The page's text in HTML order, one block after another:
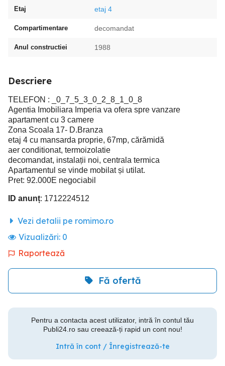
Etaj etaj 4
Compartimentare decomandat
Anul constructiei 1988
Descriere
TELEFON : _0_7_5_3_0_2_8_1_0_8
Agentia Imobiliara Imperia va ofera spre vanzare
apartament cu 3 camere
Zona Scoala 17- D.Branza
etaj 4 cu mansarda proprie, 67mp, cărămidă
aer conditionat, termoizolatie
decomandat, instalații noi, centrala termica
Apartamentul se vinde mobilat și utilat.
Pret: 92.000E negociabil
ID anunț: 1712224512
Vezi detalii pe romimo.ro
Vizualizări: 0
Raportează
Fă ofertă
Pentru a contacta acest utilizator, intră în contul tău
Publi24.ro sau creează-ți rapid un cont nou!
Intră în cont / Înregistrează-te